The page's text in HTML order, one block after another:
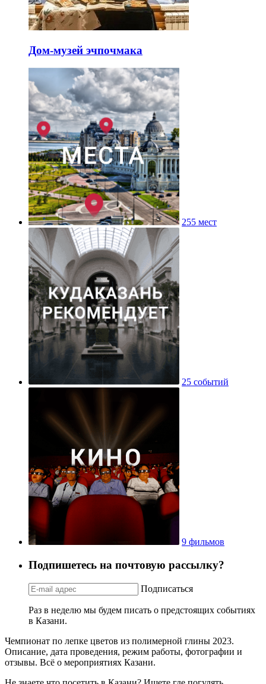
Дом-музей эчпочмака
255 мест
25 событий
9 фильмов
Подпишетесь на почтовую рассылку?
Подписаться
Раз в неделю мы будем писать о предстоящих событиях
в Казани.
Чемпионат по лепке цветов из полимерной глины 2023.
Описание, дата проведения, режим работы, фотографии и
отзывы. Всё о мероприятиях Казани.